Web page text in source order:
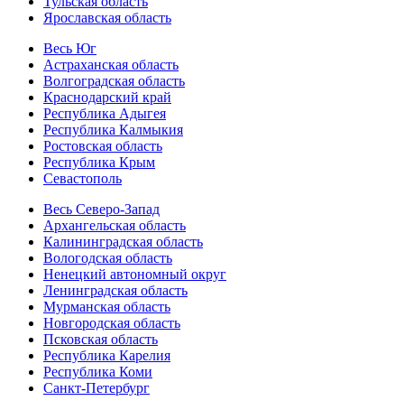
Ярославская область
Весь Юг
Астраханская область
Волгоградская область
Краснодарский край
Республика Адыгея
Республика Калмыкия
Ростовская область
Республика Крым
Севастополь
Весь Северо-Запад
Архангельская область
Калининградская область
Вологодская область
Ненецкий автономный округ
Ленинградская область
Мурманская область
Новгородская область
Псковская область
Республика Карелия
Республика Коми
Санкт-Петербург